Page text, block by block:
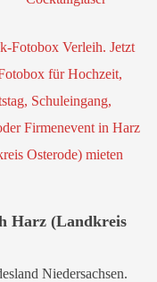
Harz (Landkreis
Niedersachsen.